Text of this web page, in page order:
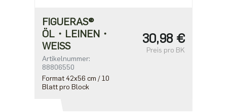
FIGUERAS®
ÖL・LEINEN・
WEISS
Artikelnummer:
88806550
Format 42x56 cm / 10
Blatt pro Block
30,98 €
Preis pro BK